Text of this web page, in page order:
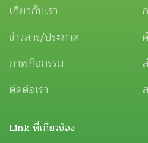
เกี่ยวกับเรา
ข่าวสาร/ประกาศ
ภาพกิจกรรม
ติดต่อเรา
Link ที่เกี่ยวข้อง